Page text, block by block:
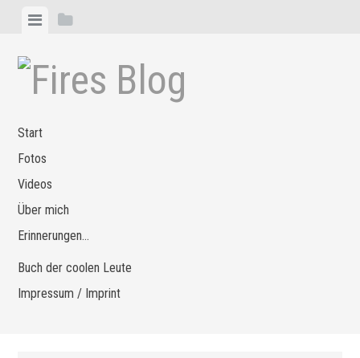
Zum
springen
MenüSeitenleiste
Start
Fotos
Videos
Über mich
Erinnerungen…
Buch der coolen Leute
Impressum / Imprint